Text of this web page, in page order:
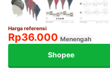
Harga referensi
Rp36.000 Menengah
Shopee